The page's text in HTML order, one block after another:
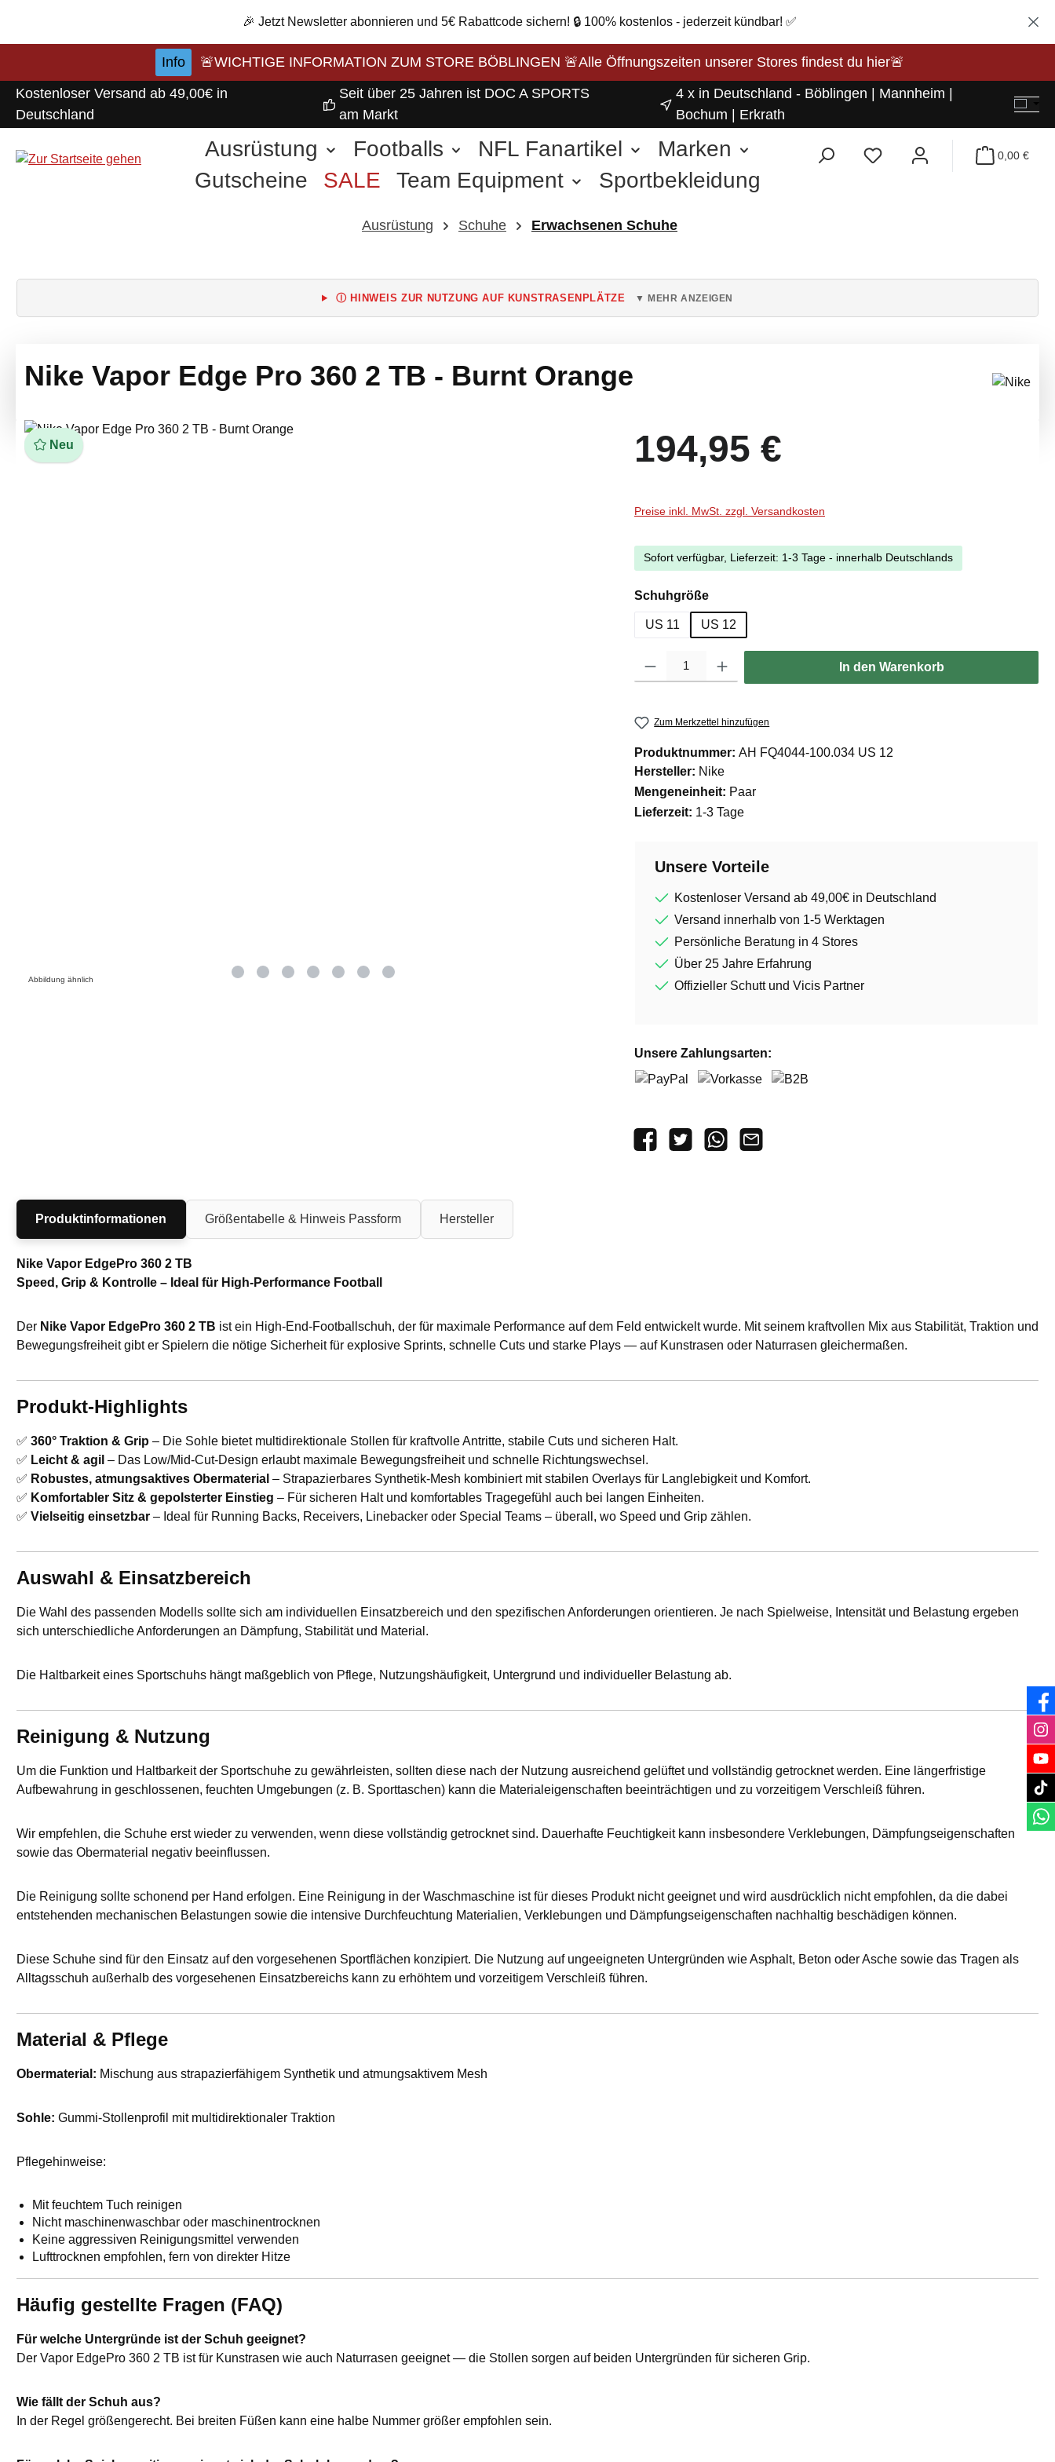
🎉 Jetzt Newsletter abonnieren und 5€ Rabattcode sichern! 🔒 100% kostenlos - jederzeit kündbar! ✅
Info
🚨WICHTIGE INFORMATION ZUM STORE BÖBLINGEN 🚨Alle Öffnungszeiten unserer Stores findest du hier🚨
Kostenloser Versand ab 49,00€ in
Deutschland
Seit über 25 Jahren ist DOC A SPORTS
am Markt
4 x in Deutschland - Böblingen | Mannheim |
Bochum | Erkrath
Ausrüstung Footballs NFL Fanartikel
Marken
Gutscheine
SALE Team Equipment
Sportbekleidung
0,00 €
Ausrüstung Schuhe Erwachsenen Schuhe
Ⓘ HINWEIS ZUR NUTZUNG AUF KUNSTRASENPLÄTZE ▼ MEHR ANZEIGEN
Nike Vapor Edge Pro 360 2 TB - Burnt Orange
Bildergalerie überspringen
Neu
Abbildung ähnlich
194,95 €
Preise inkl. MwSt. zzgl. Versandkosten
Sofort verfügbar, Lieferzeit: 1-3 Tage - innerhalb Deutschlands
Schuhgrößeauswählen
US 11 US 12
In den Warenkorb
Zum Merkzettel hinzufügen
Produktnummer: AH FQ4044-100.034 US 12
Hersteller: Nike
Mengeneinheit: Paar
Lieferzeit: 1-3 Tage
Unsere Vorteile
Kostenloser Versand ab 49,00€ in Deutschland
Versand innerhalb von 1-5 Werktagen
Persönliche Beratung in 4 Stores
Über 25 Jahre Erfahrung
Offizieller Schutt und Vicis Partner
Unsere Zahlungsarten:
Produktinformationen Größentabelle & Hinweis Passform Hersteller
Nike Vapor EdgePro 360 2 TB
Speed, Grip & Kontrolle – Ideal für High-Performance Football
Der Nike Vapor EdgePro 360 2 TB ist ein High-End-Footballschuh, der für maximale Performance auf dem Feld entwickelt wurde. Mit seinem kraftvollen Mix aus Stabilität, Traktion und
Bewegungsfreiheit gibt er Spielern die nötige Sicherheit für explosive Sprints, schnelle Cuts und starke Plays — auf Kunstrasen oder Naturrasen gleichermaßen.
Produkt-Highlights
✅ 360° Traktion & Grip – Die Sohle bietet multidirektionale Stollen für kraftvolle Antritte, stabile Cuts und sicheren Halt.
✅ Leicht & agil – Das Low/Mid-Cut-Design erlaubt maximale Bewegungsfreiheit und schnelle Richtungswechsel.
✅ Robustes, atmungsaktives Obermaterial – Strapazierbares Synthetik-Mesh kombiniert mit stabilen Overlays für Langlebigkeit und Komfort.
✅ Komfortabler Sitz & gepolsterter Einstieg – Für sicheren Halt und komfortables Tragegefühl auch bei langen Einheiten.
✅ Vielseitig einsetzbar – Ideal für Running Backs, Receivers, Linebacker oder Special Teams – überall, wo Speed und Grip zählen.
Auswahl & Einsatzbereich
Die Wahl des passenden Modells sollte sich am individuellen Einsatzbereich und den spezifischen Anforderungen orientieren. Je nach Spielweise, Intensität und Belastung ergeben
sich unterschiedliche Anforderungen an Dämpfung, Stabilität und Material.
Die Haltbarkeit eines Sportschuhs hängt maßgeblich von Pflege, Nutzungshäufigkeit, Untergrund und individueller Belastung ab.
Reinigung & Nutzung
Um die Funktion und Haltbarkeit der Sportschuhe zu gewährleisten, sollten diese nach der Nutzung ausreichend gelüftet und vollständig getrocknet werden. Eine längerfristige
Aufbewahrung in geschlossenen, feuchten Umgebungen (z. B. Sporttaschen) kann die Materialeigenschaften beeinträchtigen und zu vorzeitigem Verschleiß führen.
Wir empfehlen, die Schuhe erst wieder zu verwenden, wenn diese vollständig getrocknet sind. Dauerhafte Feuchtigkeit kann insbesondere Verklebungen, Dämpfungseigenschaften
sowie das Obermaterial negativ beeinflussen.
Die Reinigung sollte schonend per Hand erfolgen. Eine Reinigung in der Waschmaschine ist für dieses Produkt nicht geeignet und wird ausdrücklich nicht empfohlen, da die dabei
entstehenden mechanischen Belastungen sowie die intensive Durchfeuchtung Materialien, Verklebungen und Dämpfungseigenschaften nachhaltig beschädigen können.
Diese Schuhe sind für den Einsatz auf den vorgesehenen Sportflächen konzipiert. Die Nutzung auf ungeeigneten Untergründen wie Asphalt, Beton oder Asche sowie das Tragen als
Alltagsschuh außerhalb des vorgesehenen Einsatzbereichs kann zu erhöhtem und vorzeitigem Verschleiß führen.
Material & Pflege
Obermaterial: Mischung aus strapazierfähigem Synthetik und atmungsaktivem Mesh
Sohle: Gummi-Stollenprofil mit multidirektionaler Traktion
Pflegehinweise:
Mit feuchtem Tuch reinigen
Nicht maschinenwaschbar oder maschinentrocknen
Keine aggressiven Reinigungsmittel verwenden
Lufttrocknen empfohlen, fern von direkter Hitze
Häufig gestellte Fragen (FAQ)
Für welche Untergründe ist der Schuh geeignet?
Der Vapor EdgePro 360 2 TB ist für Kunstrasen wie auch Naturrasen geeignet — die Stollen sorgen auf beiden Untergründen für sicheren Grip.
Wie fällt der Schuh aus?
In der Regel größengerecht. Bei breiten Füßen kann eine halbe Nummer größer empfohlen sein.